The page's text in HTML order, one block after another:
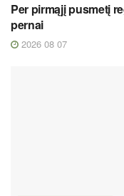
Per pirmąjį pusmetį
pernai
2026 08 07